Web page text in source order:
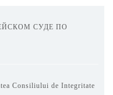
СУДЕ ПО
Consiliului de Integritate